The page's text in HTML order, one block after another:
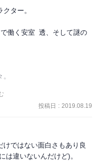
ター。
働く安室  透、そして謎の
投稿日 : 2019.08.19
ではない面白さもあり良
は違いないんだけど)。